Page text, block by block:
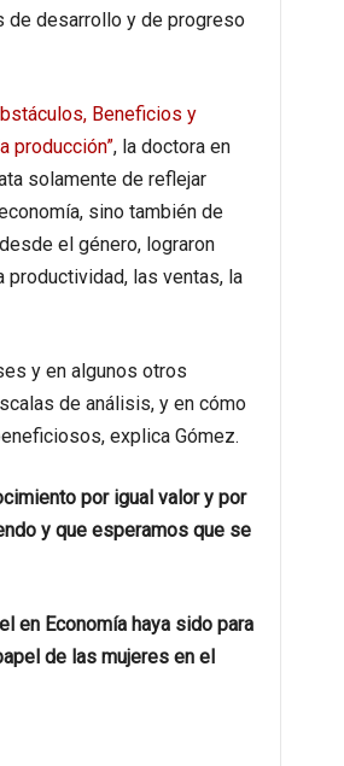
de desarrollo y de progreso
Beneficios y
producción”, la doctora en
solamente de reflejar
sino también de
el género, lograron
las ventas, la
y en algunos otros
de análisis, y en cómo
explica Gómez.
por igual valor y por
y que esperamos que se
en Economía haya sido para
de las mujeres en el